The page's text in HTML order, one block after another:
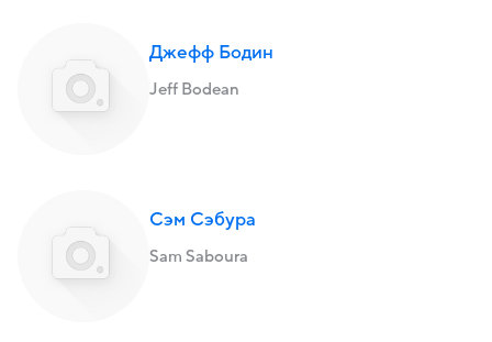
Джефф Бодин
Jeff Bodean
Сэм Сэбура
Sam Saboura